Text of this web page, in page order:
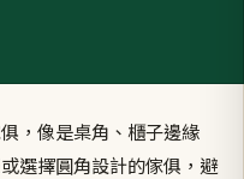
，像是桌角、櫃子邊緣
選擇圓角設計的傢俱，避